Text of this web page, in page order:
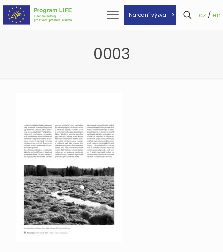
Národní výzva cz / en
0003